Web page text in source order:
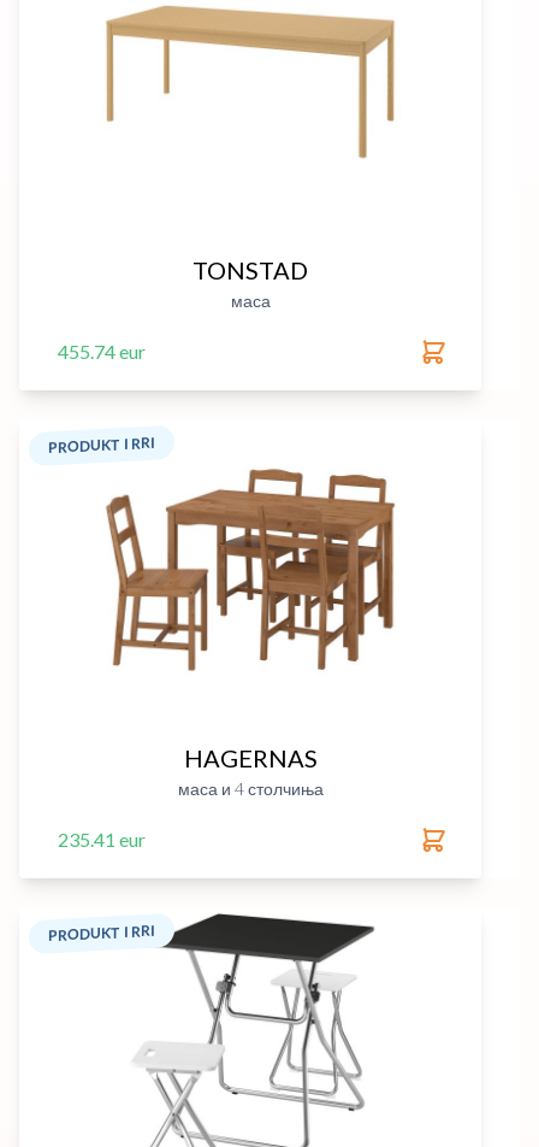
TONSTAD
маса
455.74 eur
PRODUKT I RRI
HAGERNAS
маса и 4 столчиња
235.41 eur
PRODUKT I RRI